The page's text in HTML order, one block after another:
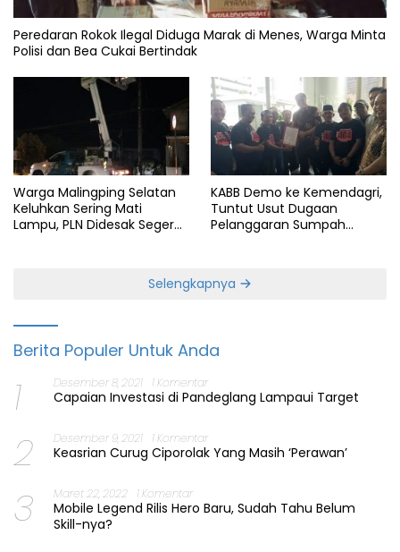
Peredaran Rokok Ilegal Diduga Marak di Menes, Warga Minta
Polisi dan Bea Cukai Bertindak
Warga Malingping Selatan
Keluhkan Sering Mati
Lampu, PLN Didesak Segera
KABB Demo ke Kemendagri,
Tuntut Usut Dugaan
Pelanggaran Sumpah
Selengkapnya
Berita Populer Untuk Anda
1 Desember 8, 2021 1 Komentar
Capaian Investasi di Pandeglang Lampaui Target
2 Desember 9, 2021 1 Komentar
Keasrian Curug Ciporolak Yang Masih ‘Perawan’
3 Maret 22, 2022 1 Komentar
Mobile Legend Rilis Hero Baru, Sudah Tahu Belum
Skill-nya?